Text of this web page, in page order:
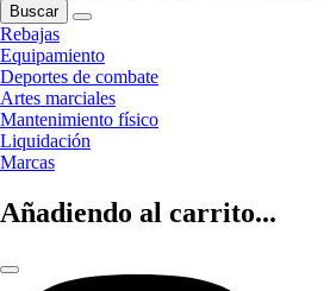
Buscar
Rebajas
Equipamiento
Deportes de combate
Artes marciales
Mantenimiento físico
Liquidación
Marcas
Añadiendo al carrito...